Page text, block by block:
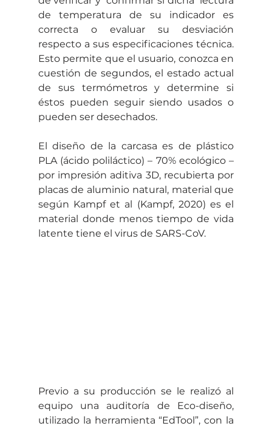
de temperatura de su indicador es
correcta o evaluar su desviación
respecto a sus especificaciones técnica.
Esto permite que el usuario, conozca en
cuestión de segundos, el estado actual
de sus termómetros y determine si
éstos pueden seguir siendo usados o
pueden ser desechados.
El diseño de la carcasa es de plástico
PLA (ácido poliláctico) – 70% ecológico –
por impresión aditiva 3D, recubierta por
placas de aluminio natural, material que
según Kampf et al (Kampf, 2020) es el
material donde menos tiempo de vida
latente tiene el virus de SARS-CoV.
Previo a su producción se le realizó al
equipo una auditoría de Eco-diseño,
utilizado la herramienta “EdTool”, con la